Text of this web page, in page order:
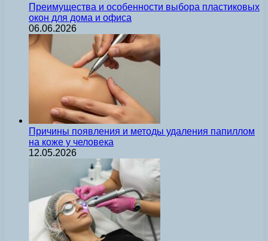
Преимущества и особенности выбора пластиковых
окон для дома и офиса
06.06.2026
Причины появления и методы удаления папиллом
на коже у человека
12.05.2026